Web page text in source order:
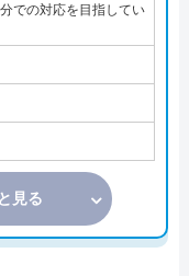
での対応を目指してい
見る